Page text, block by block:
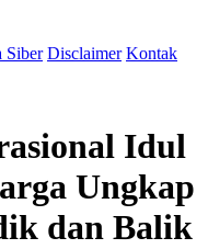
Siber Disclaimer Kontak
Idul
Ungkap
dan Balik